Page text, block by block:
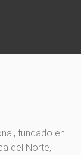
fundado en
del Norte,